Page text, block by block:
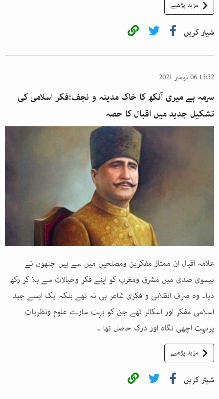
مزید پڑھیے
شیئر کریں
13:32 06 نومبر 2021
سرمہ ہے میری آنکھ کا خاک مدینہ و نجف:فکر اسلامی کی
تشکیل جدید میں اقبال کا حصہ
علامہ اقبال ان ممتاز مفکرین ومصلحین میں سے ہیں جنھوں نے
بیسوی صدی میں مشرق ومغرب کو اپنے فکر وخیالات سے ہلا کر رکھ
دیا۔ وہ صرف انقلابی و فکری شاعر ہی نہ تھے بلکہ ایک ایسے جید
اسلامی مفکر اور اسکالر تھے جن کو بہت سارے علوم ونظریات
پربہت اچھی نگاہ اور درک حاصل تھا ۔
مزید پڑھیے
شیئر کریں